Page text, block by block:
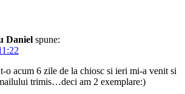
Daniel spune:
o acum 6 zile de la chiosc si ieri mi-a venit si
trimis…deci am 2 exemplare:)